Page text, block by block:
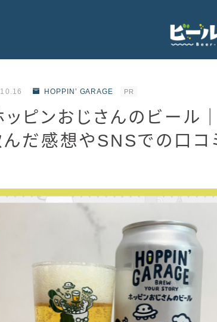
ビール
発泡酒
ビールのサブスク
HOPPIN’
ノンアルコールビー
微アルコール
HOPPIN’ GARAGE PR
ッピンおじさんのビール
だ感想やSNSでの口コ